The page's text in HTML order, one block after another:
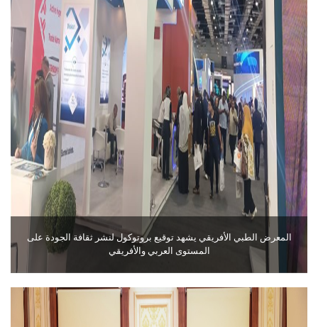
المعرض الطبي الأفريقي يشهد توقيع بروتوكول لنشر ثقافة الجودة على
المستوى العربي والأفريقي